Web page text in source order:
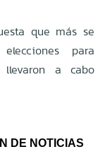
que más se
para
llevaron a cabo
DE NOTICIAS